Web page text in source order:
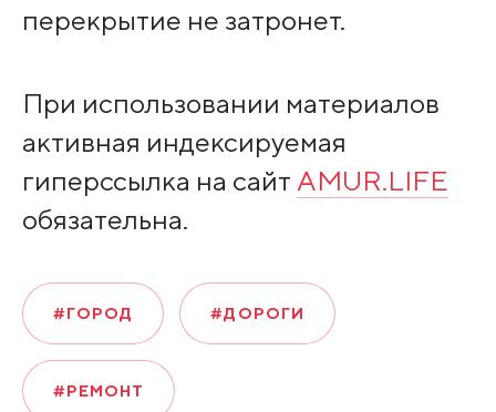
перекрытие не затронет.
При использовании материалов
активная индексируемая
гиперссылка на сайт AMUR.LIFE
обязательна.
#ГОРОД #ДОРОГИ
#РЕМОНТ